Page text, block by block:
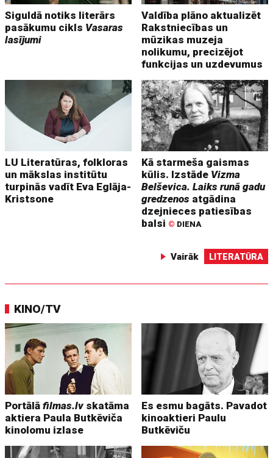
Siguldā notiks literārs
pasākumu cikls Vasaras
lasījumi
Valdība plāno aktualizēt
Rakstniecības un
mūzikas muzeja
nolikumu, precizējot
funkcijas un uzdevumus
LU Literatūras, folkloras
un mākslas institūtu
turpinās vadīt Eva Eglāja-
Kristsone
Kā starmeša gaismas
kūlis. Izstāde Vizma
Belševica. Laiks runā gadu
gredzenos atgādina
dzejnieces patiesības
balsi © DIENA
Vairāk LITERATŪRA
KINO/TV
Portālāfilmas.lv skatāma
aktiera Paula Butkēviča
kinolomu izlase
Es esmu bagāts. Pavadot
kinoaktieri Paulu
Butkēviču